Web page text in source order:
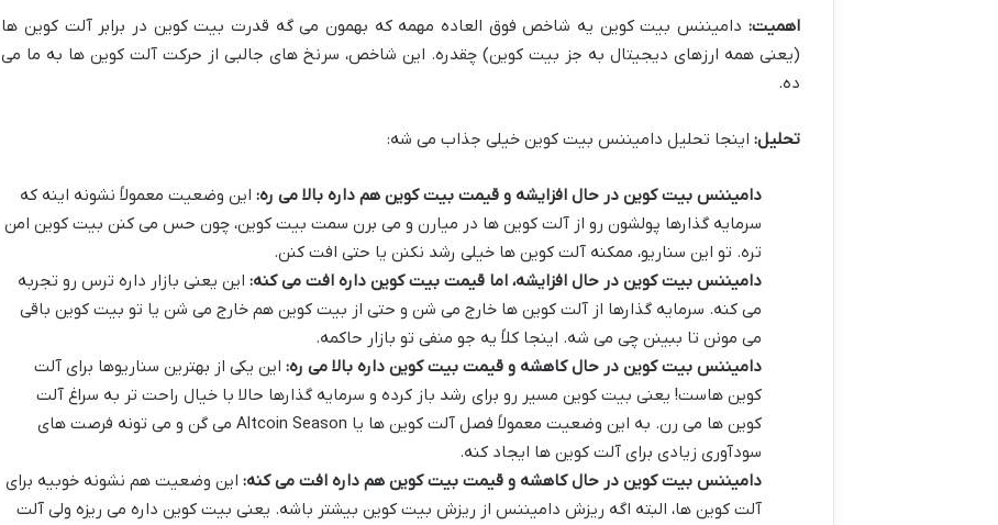
اهمیت: دامیننس بیت کوین یه شاخص فوق العاده مهمه که بهمون می گه قدرت بیت کوین در برابر آلت کوین ها
(یعنی همه ارزهای دیجیتال به جز بیت کوین) چقدره. این شاخص، سرنخ های جالبی از حرکت آلت کوین ها به ما می
ده.
تحلیل: اینجا تحلیل دامیننس بیت کوین خیلی جذاب می شه:
دامیننس بیت کوین در حال افزایشه و قیمت بیت کوین هم داره بالا می ره: این وضعیت معمولاً نشونه اینه که
سرمایه گذارها پولشون رو از آلت کوین ها در میارن و می برن سمت بیت کوین، چون حس می کنن بیت کوین امن
تره. تو این سناریو، ممکنه آلت کوین ها خیلی رشد نکنن یا حتی افت کنن.
دامیننس بیت کوین در حال افزایشه، اما قیمت بیت کوین داره افت می کنه: این یعنی بازار داره ترس رو تجربه
می کنه. سرمایه گذارها از آلت کوین ها خارج می شن و حتی از بیت کوین هم خارج می شن یا تو بیت کوین باقی
می مونن تا ببینن چی می شه. اینجا کلاً یه جو منفی تو بازار حاکمه.
دامیننس بیت کوین در حال کاهشه و قیمت بیت کوین داره بالا می ره: این یکی از بهترین سناریوها برای آلت
کوین هاست! یعنی بیت کوین مسیر رو برای رشد باز کرده و سرمایه گذارها حالا با خیال راحت تر به سراغ آلت
کوین ها می رن. به این وضعیت معمولاً فصل آلت کوین ها یا Altcoin Season می گن و می تونه فرصت های
سودآوری زیادی برای آلت کوین ها ایجاد کنه.
دامیننس بیت کوین در حال کاهشه و قیمت بیت کوین هم داره افت می کنه: این وضعیت هم نشونه خوبیه برای
آلت کوین ها، البته اگه ریزش دامیننس از ریزش بیت کوین بیشتر باشه. یعنی بیت کوین داره می ریزه ولی آلت